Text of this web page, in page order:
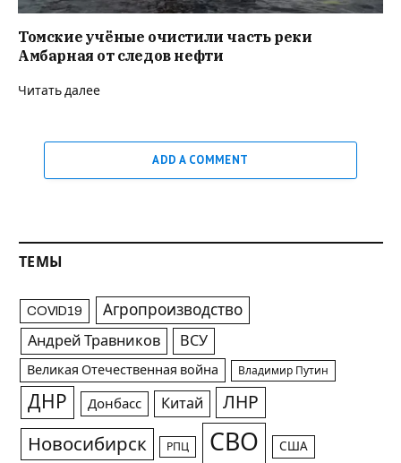
Томские учёные очистили часть реки
Амбарная от следов нефти
Читать далее
ADD A COMMENT
ТЕМЫ
COVID19 Агропроизводство
Андрей Травников ВСУ
Великая Отечественная война Владимир Путин
ДНР Донбасс Китай ЛНР
Новосибирск РПЦ СВО США